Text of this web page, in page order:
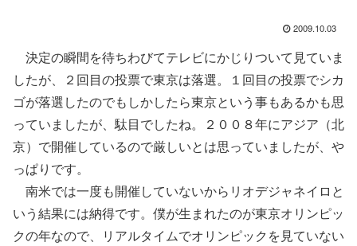
2009.10.03
決定の瞬間を待ちわびてテレビにかじりついて見ていま
したが、２回目の投票で東京は落選。１回目の投票でシカ
ゴが落選したのでもしかしたら東京という事もあるかも思
っていましたが、駄目でしたね。２００８年にアジア（北
京）で開催しているので厳しいとは思っていましたが、や
っぱりです。
南米では一度も開催していないからリオデジャネイロと
いう結果には納得です。僕が生まれたのが東京オリンピッ
クの年なので、リアルタイムでオリンピックを見ていない